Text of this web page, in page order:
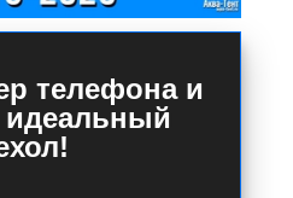
телефона и